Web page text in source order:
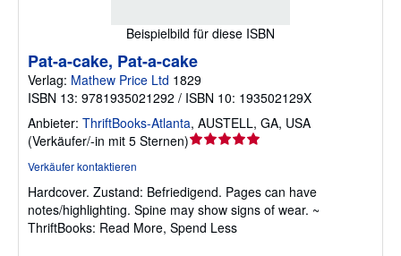
Beispielbild für diese ISBN
Pat-a-cake, Pat-a-cake
Verlag: Mathew Price Ltd 1829
ISBN 13: 9781935021292 / ISBN 10: 193502129X
Anbieter: ThriftBooks-Atlanta, AUSTELL, GA, USA
(Verkäufer/-in mit 5 Sternen)Verkäuferbewertung
5
Sternen
Verkäufer kontaktieren
Hardcover. Zustand: Befriedigend. Pages can have
notes/highlighting. Spine may show signs of wear. ~
ThriftBooks: Read More, Spend Less